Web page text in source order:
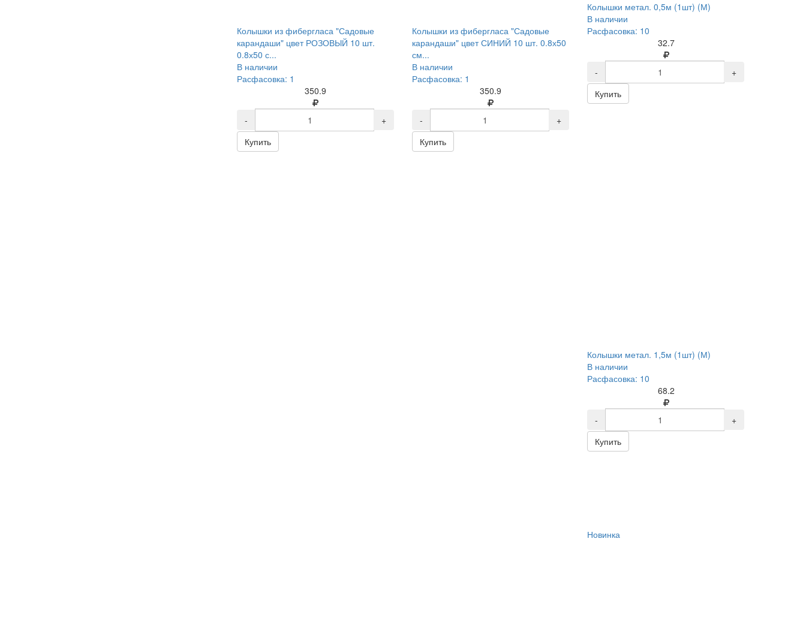
Колышки из фибергласа "Садовые
карандаши" цвет РОЗОВЫЙ 10 шт.
0.8х50 с...
В наличии
Расфасовка: 1
350.9
-
+
Купить
Колышки из фибергласа "Садовые
карандаши" цвет СИНИЙ 10 шт. 0.8х50
см...
В наличии
Расфасовка: 1
350.9
-
+
Купить
Колышки метал. 0,5м (1шт) (М)
В наличии
Расфасовка: 10
32.7
-
+
Купить
Колышки метал. 1,5м (1шт) (М)
В наличии
Расфасовка: 10
68.2
-
+
Купить
Новинка